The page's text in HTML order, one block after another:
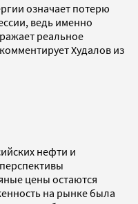
означает потерю
ведь именно
реальное
Худалов из
нефти и
цены остаются
на рынке была